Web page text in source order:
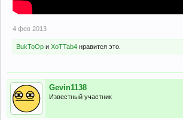
4 фев 2013
BukToOp и XoTTab4 нравится это.
Gevin1138
Известный участник